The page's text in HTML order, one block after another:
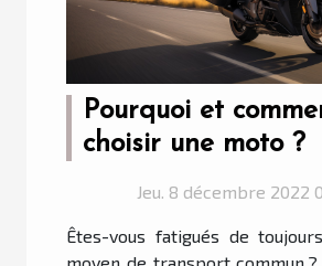
Pourquoi et
choisir une moto ?
Jeu. 8 décembre 2022
Êtes-vous fatigués de